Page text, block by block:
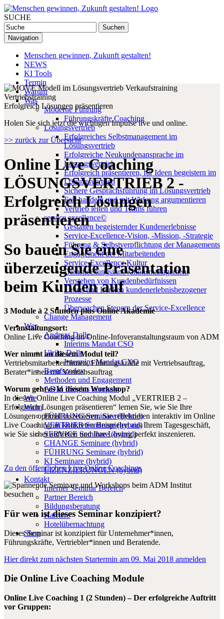
SUCHE
Navigation
Menschen gewinnen, Zukunft gestalten!
NEWS
KI Tools
Termin
Warum
Was
Moderne Führung
Führungskräfte Coaching
Lösungsvertrieb
Erfolgreiches Selbstmanagement im
Lösungsvertrieb
Erfolgreiche Neukundenansprache im
Lösungsvertrieb
Erfolgreich präsentieren, für Ideen begeistern im
Lösungsvertrieb
Sichere Gesprächsführung im Lösungsvertrieb
Fair handeln und mit Wirkung argumentieren
Vertrieb leiten und Teams führen
service exsellence©
Gestalten begeisternder Kundenerlebnisse
Service-Excellence-Vision, -Mission, -Strategie
Führung & Selbstverpflichtung der Managements
Engagement der Mitarbeitenden
Service-Excellence Kultur
Dienstleistungsinnovationsmanagement
Verstehen von Kundenbedürfnissen
Leiten und Lenken kundenerlebnisbezogener
Prozesse
Überwachen Steuern der Service-Excellence
Change Management
Wer
Andreas Dolle
Interims Mandat CSO
Ulrike Dolle
Intermins Mandat CXO
Berufscodex
Methoden und Engagement
ADM Insights kompakt
Wie
Wann
FÜHRUNG Seminare (hybrid)
VERTRIEB Seminare (hybrid)
SERVICE Seminare (hybrid)
CHANGE Seminare (hybrid)
FÜHRUNG Seminare (hybrid)
KI Seminare (hybrid)
LIZENZIERUNGEN (hybrid)
Kontakt
Interner Seminar Bereich
Partner Bereich
Bildungsberatung
Karriere
Hotelübernachtung
Shop
Erfolgreich Lösungen präsentieren
Holen Sie sich jetzt die wichtigen Impulse live und online.
>> zurück zur Übersicht
Online Live Coaching
LÖSUNGSVERTRIEB 2 -
Erfolgreich Lösungen
präsentieren
So bauen Sie eine
überzeugende Präsentation
beim Kunden auf
3 Module à 2 Stunden plus Online Akademie
Veranstaltungsort:
Online Live Coaching im Online-Infoveranstaltungsraum von ADM
Wer nimmt an diesem Modul teil?
Vertriebsmitarbeiter*innen, Führungskräfte mit Vertriebsauftrag,
Berater*innen mit Vertriebsauftrag
Worum geht es in diesem Workshop?
In diesem Online Live Coaching Modul „VERTRIEB 2 –
Erfolgreich Lösungen präsentieren“ lernen Sie, wie Sie Ihre
Lösungen optimal inszenieren. Sie reflektieren interaktiv im Online
Live Coaching an konkreten Beispielen aus Ihrem Tagesgeschäft,
wie Sie sicher auftreten und Ihre Lösung perfekt inszenieren.
Zu den öffentlichen Live Online Coachings
Für wen ist dieses Seminar konzipiert?
Dieses Seminar ist konzipiert für Unternehmer*innen,
Führungskräfte, Vertriebler*innen und Beratende.
Hier direkt zum nächsten Startermin am 09. Mai 2018 anmelden
Die Online Live Coaching Module
Online Live Coaching 1 (2 Stunden) –Der erfolgreiche Auftritt
vor Gruppen: